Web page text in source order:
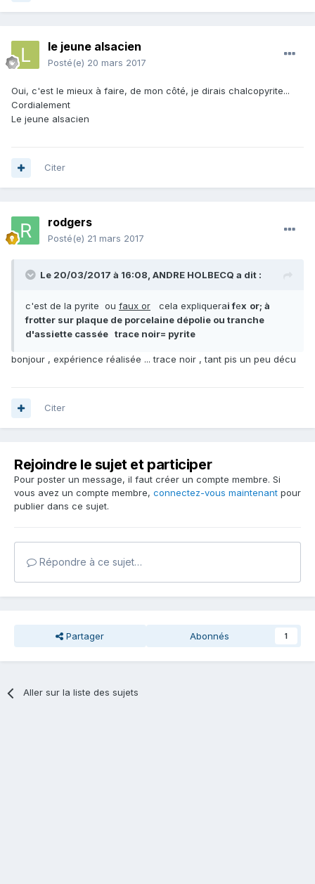
le jeune alsacien
Posté(e) 20 mars 2017
Oui, c'est le mieux à faire, de mon côté, je dirais chalcopyrite...
Cordialement
Le jeune alsacien
Citer
rodgers
Posté(e) 21 mars 2017
Le 20/03/2017 à 16:08, ANDRE HOLBECQ a dit :
c'est de la pyrite ou faux or cela expliquerai fex or; à
frotter sur plaque de porcelaine dépolie ou tranche
d'assiette cassée trace noir= pyrite
bonjour , expérience réalisée ... trace noir , tant pis un peu décu
Citer
Rejoindre le sujet et participer
Pour poster un message, il faut créer un compte membre. Si
vous avez un compte membre, connectez-vous maintenant pour
publier dans ce sujet.
Répondre à ce sujet…
Partager Abonnés 1
Aller sur la liste des sujets